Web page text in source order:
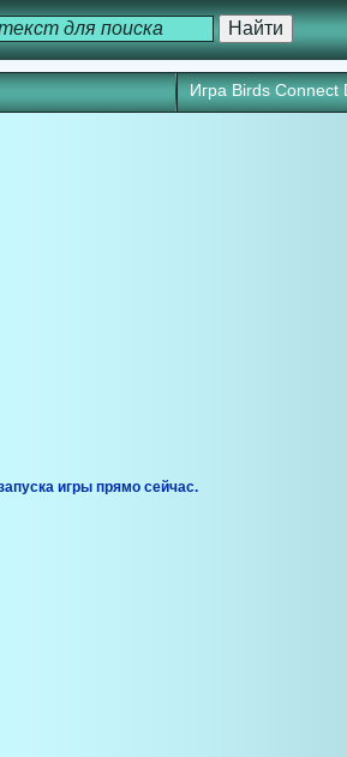
Игра Birds Connect
игры прямо сейчас.